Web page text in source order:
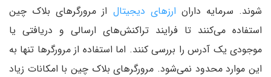
شوند. سرمایه داران ارزهای دیجیتال از مرورگرهای بلاک چین
استفاده می‌کنند تا فرایند تراکنش‌های ارسالی و دریافتی یا
موجودی یک آدرس را بررسی کنند. اما استفاده از مرورگرها تنها به
این موارد محدود نمی‌شود. مرورگرهای بلاک چین با امکانات زیاد